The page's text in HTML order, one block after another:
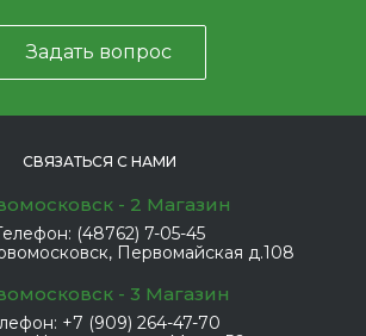
Задать вопрос
СВЯЗАТЬСЯ С НАМИ
- 2 Магазин
(48762) 7-05-45
Первомайская д.108
- 3 Магазин
+7 (909) 264-47-70